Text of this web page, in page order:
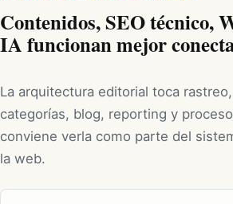
Contenidos, SEO técnico,
IA funcionan mejor
La arquitectura editorial toca
categorías, blog, reporting y
conviene verla como parte del
la web.